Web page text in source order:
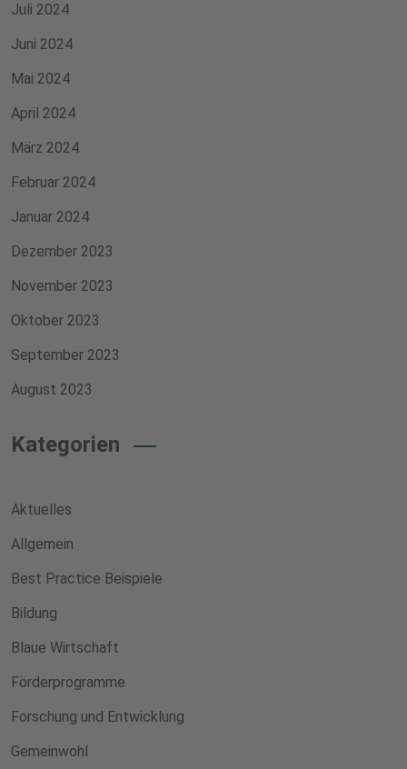
Juli 2024
Juni 2024
Mai 2024
April 2024
März 2024
Februar 2024
Januar 2024
Dezember 2023
November 2023
Oktober 2023
September 2023
August 2023
Kategorien
Aktuelles
Allgemein
Best Practice Beispiele
Bildung
Blaue Wirtschaft
Förderprogramme
Forschung und Entwicklung
Gemeinwohl